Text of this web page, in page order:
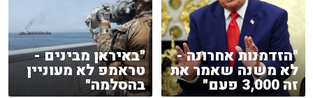
"הזדמנות אחרונה -
לא משנה שאמר את
זה 3,000 פעם"
"באיראן מבינים -
טראמפ לא מעוניין
בהסלמה"